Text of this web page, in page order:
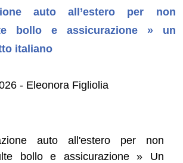
auto all’estero per non
bollo e assicurazione » un
italiano
- Eleonora Figliolia
auto all'estero per non
bollo e assicurazione » Un